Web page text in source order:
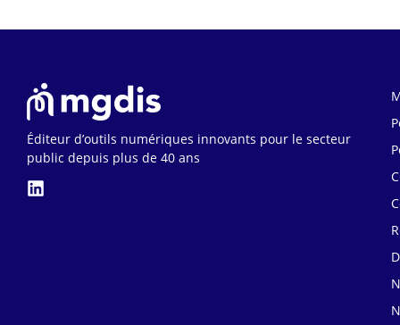
Éditeur d’outils numériques innovants pour le secteur
public depuis plus de 40 ans